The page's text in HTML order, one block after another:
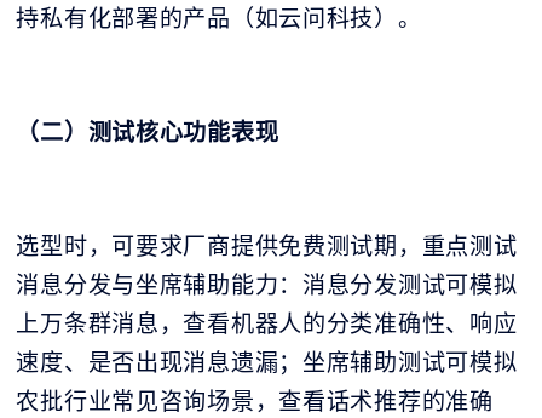
持私有化部署的产品（如云问科技）。
（二）测试核心功能表现
选型时，可要求厂商提供免费测试期，重点测试
消息分发与坐席辅助能力：消息分发测试可模拟
上万条群消息，查看机器人的分类准确性、响应
速度、是否出现消息遗漏；坐席辅助测试可模拟
农批行业常见咨询场景，查看话术推荐的准确